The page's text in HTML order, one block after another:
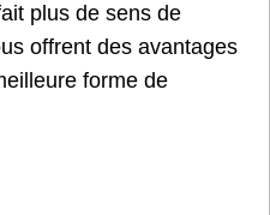
plus de sens de
offrent des avantages
forme de